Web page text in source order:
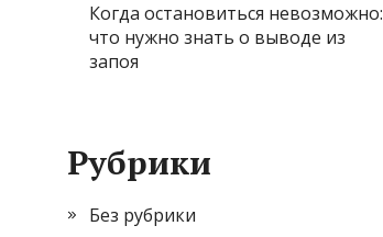
Когда остановиться невозможно:
что нужно знать о выводе из
запоя
Рубрики
Без рубрики